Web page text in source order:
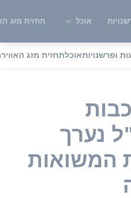
אוכל תחזית מזג
ופרשנויותאוכלתחזית מזג האוויר
נערך
המשואות